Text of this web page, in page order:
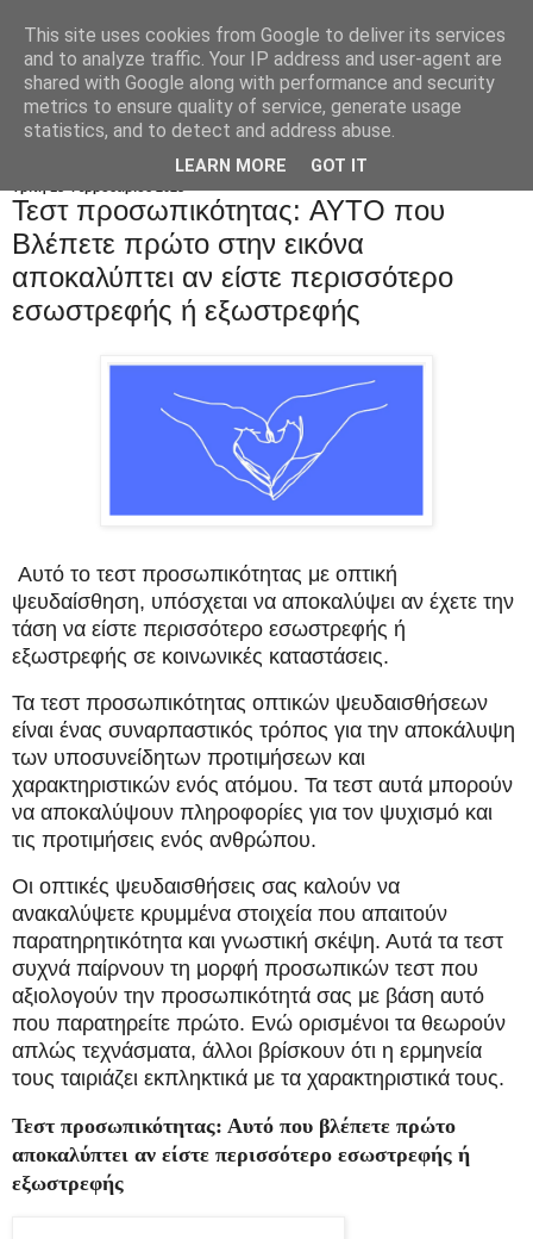
Τεστ προσωπικότητας: AYTO που
Bλέπετε πρώτο στην εικόνα
αποκαλύπτει αν είστε περισσότερο
εσωστρεφής ή εξωστρεφής
Αυτό το τεστ προσωπικότητας με οπτική
ψευδαίσθηση, υπόσχεται να αποκαλύψει αν έχετε την
τάση να είστε περισσότερο εσωστρεφής ή
εξωστρεφής σε κοινωνικές καταστάσεις.
Τα τεστ προσωπικότητας οπτικών ψευδαισθήσεων
είναι ένας συναρπαστικός τρόπος για την αποκάλυψη
των υποσυνείδητων προτιμήσεων και
χαρακτηριστικών ενός ατόμου. Τα τεστ αυτά μπορούν
να αποκαλύψουν πληροφορίες για τον ψυχισμό και
τις προτιμήσεις ενός ανθρώπου.
Οι οπτικές ψευδαισθήσεις σας καλούν να
ανακαλύψετε κρυμμένα στοιχεία που απαιτούν
παρατηρητικότητα και γνωστική σκέψη. Αυτά τα τεστ
συχνά παίρνουν τη μορφή προσωπικών τεστ που
αξιολογούν την προσωπικότητά σας με βάση αυτό
που παρατηρείτε πρώτο. Ενώ ορισμένοι τα θεωρούν
απλώς τεχνάσματα, άλλοι βρίσκουν ότι η ερμηνεία
τους ταιριάζει εκπληκτικά με τα χαρακτηριστικά τους.
Τεστ προσωπικότητας: Αυτό που βλέπετε πρώτο
αποκαλύπτει αν είστε περισσότερο εσωστρεφής ή
εξωστρεφής
This site uses cookies from Google to deliver its services
and to analyze traffic. Your IP address and user-agent are
shared with Google along with performance and security
metrics to ensure quality of service, generate usage
statistics, and to detect and address abuse.
LEARN MORE GOT IT